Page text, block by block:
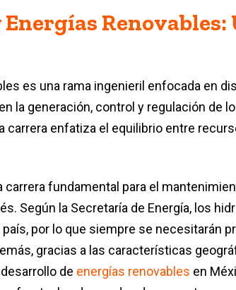
Renovables:
es una rama ingenieril enfocada en
la generación, control y regulación de
carrera enfatiza el equilibrio entre
fundamental para el
Según la Secretaría de Energía, los
por lo que siempre se necesitarán
gracias a las características
de energías renovables en